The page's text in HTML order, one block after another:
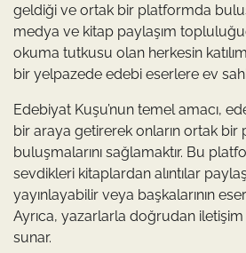
geldiği ve ortak bir platformda
medya ve kitap paylaşım
okuma tutkusu olan herkesin
bir yelpazede edebi eserlere ev
Edebiyat Kuşu’nun temel amacı,
bir araya getirerek onların ortak bir
buluşmalarını sağlamaktır. Bu
sevdikleri kitaplardan alıntılar
yayınlayabilir veya başkalarının
Ayrıca, yazarlarla doğrudan iletişim
sunar.